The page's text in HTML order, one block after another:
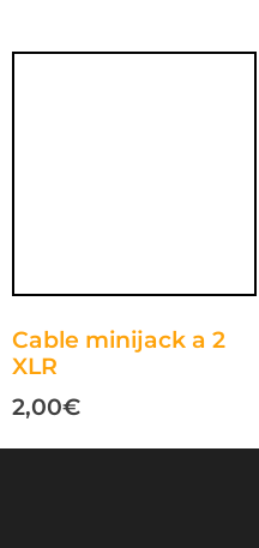
Cable minijack a 2
XLR
2,00€